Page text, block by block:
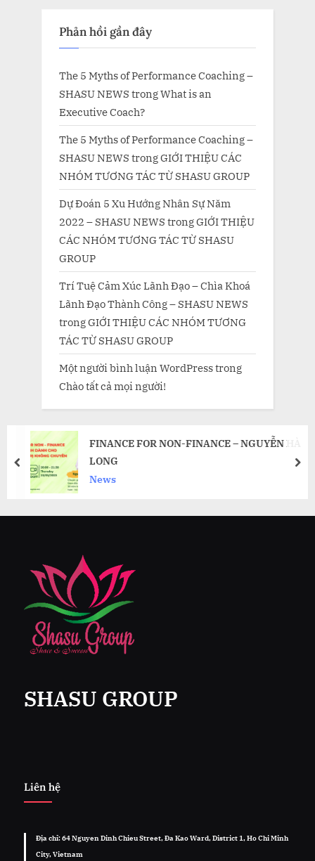
Phản hồi gần đây
The 5 Myths of Performance Coaching –
SHASU NEWS trongWhat is an
Executive Coach?
The 5 Myths of Performance Coaching –
SHASU NEWS trongGIỚI THIỆU CÁC
NHÓM TƯƠNG TÁC TỪ SHASU GROUP
Dự Đoán 5 Xu Hướng Nhân Sự Năm
2022 – SHASU NEWS trongGIỚI THIỆU
CÁC NHÓM TƯƠNG TÁC TỪ SHASU
GROUP
Trí Tuệ Cảm Xúc Lãnh Đạo – Chìa Khoá
Lãnh Đạo Thành Công – SHASU NEWS
trongGIỚI THIỆU CÁC NHÓM TƯƠNG
TÁC TỪ SHASU GROUP
Một người bình luận WordPresstrong
Chào tất cả mọi người!
FINANCE FOR NON-FINANCE – NGUYỄN HÀ
LONG
News
prev
SHASU GROUP
Liên hệ
Địa chỉ: 64 Nguyen Dinh Chieu Street, Đa Kao Ward, District 1, Ho Chi Minh
City, Vietnam